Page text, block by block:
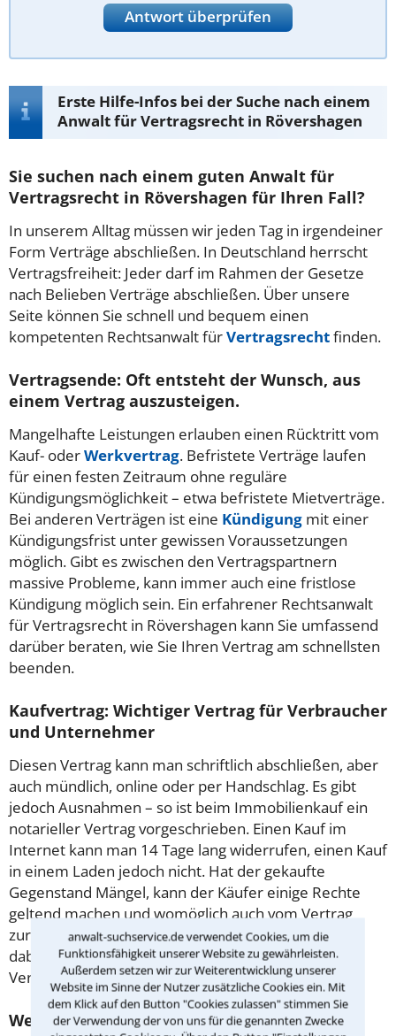
anwalt-suchservice.de verwendet Cookies, um die
Funktionsfähigkeit unserer Website zu gewährleisten.
Außerdem setzen wir zur Weiterentwicklung unserer
Website im Sinne der Nutzer zusätzliche Cookies ein. Mit
dem Klick auf den Button "Cookies zulassen" stimmen Sie
der Verwendung der von uns für die genannten Zwecke
Antwort überprüfen
Erste Hilfe-Infos bei der Suche nach einem
Anwalt für Vertragsrecht in Rövershagen
Sie suchen nach einem guten Anwalt für
Vertragsrecht in Rövershagen für Ihren Fall?
In unserem Alltag müssen wir jeden Tag in irgendeiner
Form Verträge abschließen. In Deutschland herrscht
Vertragsfreiheit: Jeder darf im Rahmen der Gesetze
nach Belieben Verträge abschließen. Über unsere
Seite können Sie schnell und bequem einen
kompetenten Rechtsanwalt fürVertragsrechtfinden.
Vertragsende: Oft entsteht der Wunsch, aus
einem Vertrag auszusteigen.
Mangelhafte Leistungen erlauben einen Rücktritt vom
Kauf- oderWerkvertrag. Befristete Verträge laufen
für einen festen Zeitraum ohne reguläre
Kündigungsmöglichkeit – etwa befristete Mietverträge.
Bei anderen Verträgen ist eine Kündigung mit einer
Kündigungsfrist unter gewissen Voraussetzungen
möglich. Gibt es zwischen den Vertragspartnern
massive Probleme, kann immer auch eine fristlose
Kündigung möglich sein. Ein erfahrener Rechtsanwalt
für Vertragsrecht in Rövershagen kann Sie umfassend
darüber beraten, wie Sie Ihren Vertrag am schnellsten
beenden.
Kaufvertrag: Wichtiger Vertrag für Verbraucher
und Unternehmer
Diesen Vertrag kann man schriftlich abschließen, aber
auch mündlich, online oder per Handschlag. Es gibt
jedoch Ausnahmen – so ist beim Immobilienkauf ein
notarieller Vertrag vorgeschrieben. Einen Kauf im
Internet kann man 14 Tage lang widerrufen, einen Kauf
in einem Laden jedoch nicht. Hat der gekaufte
Gegenstand Mängel, kann der Käufer einige Rechte
geltend machen und womöglich auch vom Vertrag
zurücktreten. Manchmal hilft nur noch eine Klage –
dabei unterstützt Sie ein erfahrener Anwalt für
Vertragsrecht in Rövershagen.
Werkvertrag: Was ist dabei zu beachten?